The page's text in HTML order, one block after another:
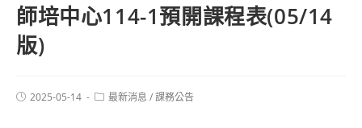
師培中心114-1預開課程表(05/14
版)
2025-05-14 最新消息 /課務公告